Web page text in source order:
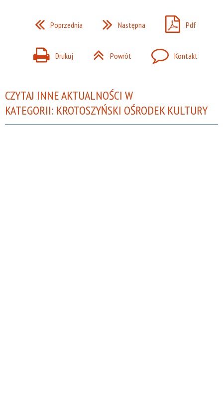
Poprzednia Następna Pdf
Drukuj Powrót Kontakt
CZYTAJ INNE AKTUALNOŚCI W
KATEGORII: KROTOSZYŃSKI OŚRODEK KULTURY